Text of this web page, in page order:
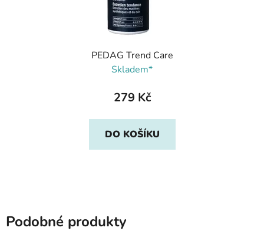
PEDAG Trend Care
Skladem*
279 Kč
DO KOŠÍKU
Podobné produkty